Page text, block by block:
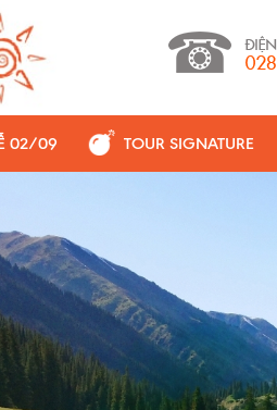
02/09 TOUR SIGNATURE